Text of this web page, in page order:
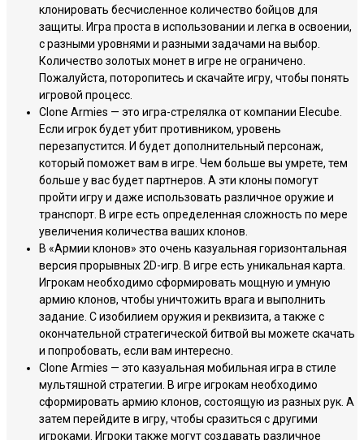
клонировать бесчисленное количество бойцов для
защиты. Игра проста в использовании и легка в освоении,
с разными уровнями и разными задачами на выбор.
Количество золотых монет в игре не ограничено.
Пожалуйста, поторопитесь и скачайте игру, чтобы понять
игровой процесс.
Clone Armies — это игра-стрелялка от компании Elecube.
Если игрок будет убит противником, уровень
перезапустится. И будет дополнительный персонаж,
который поможет вам в игре. Чем больше вы умрете, тем
больше у вас будет партнеров. А эти клоны помогут
пройти игру и даже использовать различное оружие и
транспорт. В игре есть определенная сложность по мере
увеличения количества ваших клонов.
В «Армии клонов» это очень казуальная горизонтальная
версия прорывных 2D-игр. В игре есть уникальная карта.
Игрокам необходимо сформировать мощную и умную
армию клонов, чтобы уничтожить врага и выполнить
задание. С изобилием оружия и реквизита, а также с
окончательной стратегической битвой вы можете скачать
и попробовать, если вам интересно.
Clone Armies — это казуальная мобильная игра в стиле
мультяшной стратегии. В игре игрокам необходимо
сформировать армию клонов, состоящую из разных рук. А
затем перейдите в игру, чтобы сразиться с другими
игроками. Игроки также могут создавать различное